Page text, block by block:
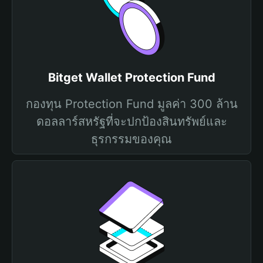
Bitget Wallet Protection Fund
กองทุน Protection Fund มูลค่า 300 ล้าน
ดอลลาร์สหรัฐที่จะปกป้องสินทรัพย์และ
ธุรกรรมของคุณ